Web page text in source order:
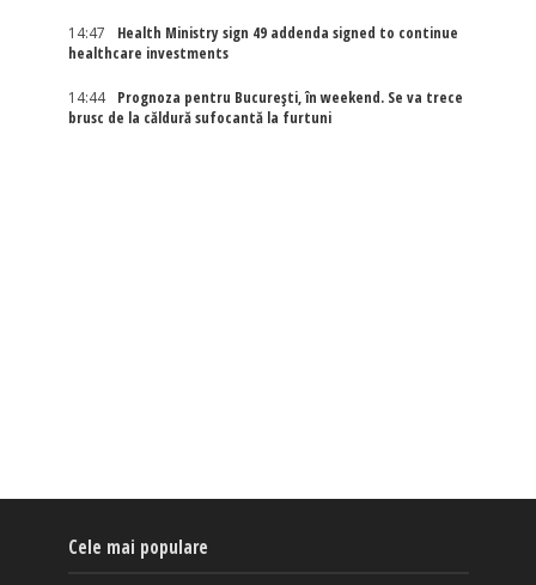
14:47
Health Ministry sign 49 addenda signed to continue
healthcare investments
14:44
Prognoza pentru București, în weekend. Se va trece
brusc de la căldură sufocantă la furtuni
Cele mai populare